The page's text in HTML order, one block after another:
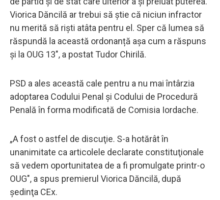
Viorica Dăncilă ar trebui să știe că niciun infractor
nu merită să riști atâta pentru el. Sper că lumea să
răspundă la această ordonanță așa cum a răspuns
și la OUG 13", a postat Tudor Chirilă.
PSD a ales această cale pentru a nu mai întârzia
adoptarea Codului Penal şi Codului de Procedură
Penală în forma modificată de Comisia Iordache.
„A fost o astfel de discuţie. S-a hotărât în
unanimitate ca articolele declarate constituţionale
să vedem oportunitatea de a fi promulgate printr-o
OUG", a spus premierul Viorica Dăncilă, după
şedinţa CEx.